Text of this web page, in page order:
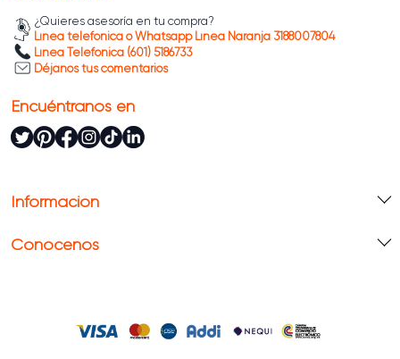
Información
Conócenos
¿Quieres asesoría en tu compra?
Línea telefónica o Whatsapp Línea Naranja 3188007804
Línea Telefónica (601) 5186733
Déjanos tus comentarios
Encuéntranos en